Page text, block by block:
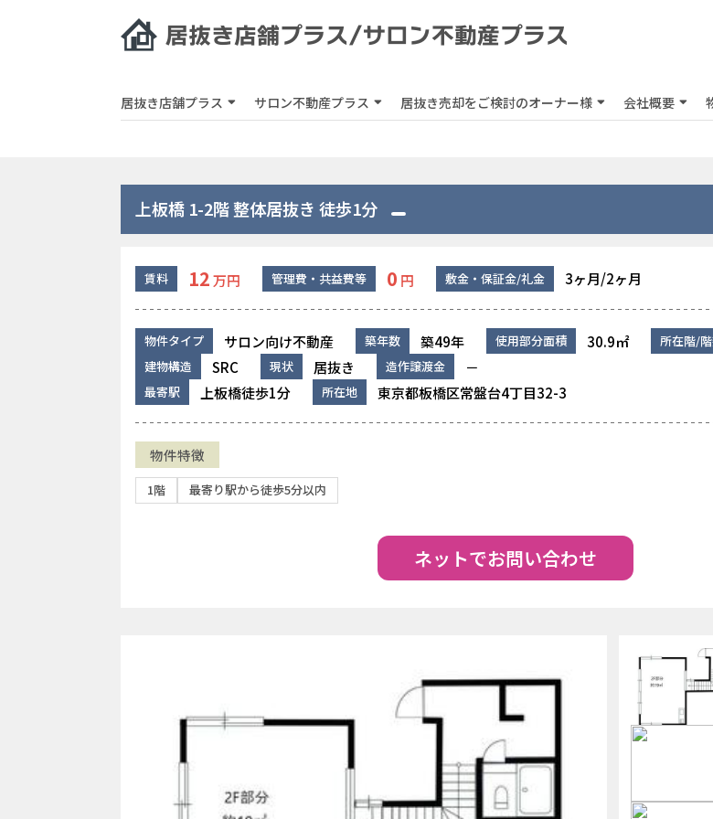
居抜き店舗プラス サロン不動産プラス 居抜き売却をご検討のオーナー様 会社概要
上板橋 1-2階 整体居抜き 徒歩1分
賃料 12万円 管理費・共益費等 0 円 敷金・保証金/礼金 3ヶ月/2ヶ月
物件タイプ サロン向け不動産 築年数 築49年 使用部分面積 30.9㎡ 所在階/
建物構造 SRC 現状 居抜き 造作譲渡金 －
最寄駅 上板橋徒歩1分 所在地 東京都板橋区常盤台4丁目32-3
物件特徴
1階 最寄り駅から徒歩5分以内
ネットでお問い合わせ